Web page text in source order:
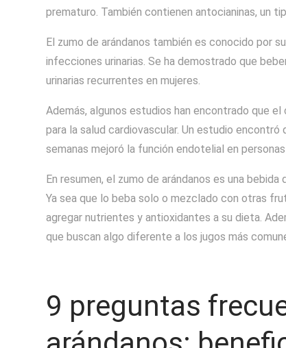
prematuro. También contienen antocianinas, un
El zumo de arándanos también es conocido por
infecciones urinarias. Se ha demostrado que
urinarias recurrentes en mujeres.
Además, algunos estudios han encontrado que
para la salud cardiovascular. Un estudio
semanas mejoró la función endotelial en
En resumen, el zumo de arándanos es una
Ya sea que lo beba solo o mezclado con otras
agregar nutrientes y antioxidantes a su dieta.
que buscan algo diferente a los jugos más
9 preguntas